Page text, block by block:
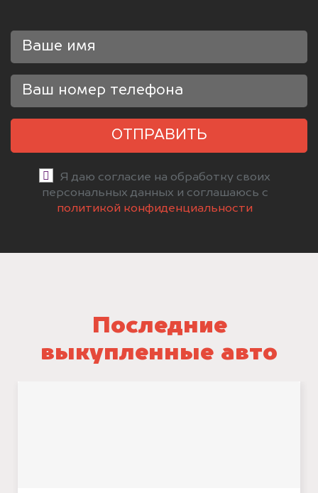
ОТПРАВИТЬ
Я даю согласие на обработку своих
персональных данных и соглашаюсь с
политикой конфиденциальности
Последние
выкупленные авто